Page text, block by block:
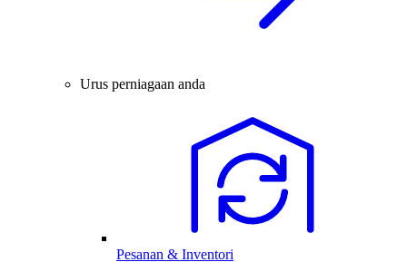
Urus perniagaan anda
Pesanan & Inventori